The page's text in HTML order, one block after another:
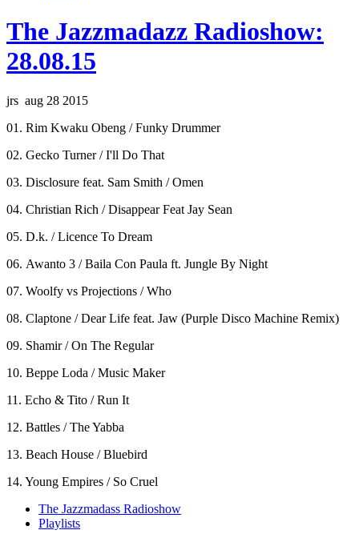
The Jazzmadazz Radioshow:
28.08.15
jrs aug 28 2015
01. Rim Kwaku Obeng / Funky Drummer
02. Gecko Turner / I'll Do That
03. Disclosure feat. Sam Smith / Omen
04. Christian Rich / Disappear Feat Jay Sean
05. D.k. / Licence To Dream
06. Awanto 3 / Baila Con Paula ft. Jungle By Night
07. Woolfy vs Projections / Who
08. Claptone / Dear Life feat. Jaw (Purple Disco Machine Remix)
09. Shamir / On The Regular
10. Beppe Loda / Music Maker
11. Echo & Tito / Run It
12. Battles / The Yabba
13. Beach House / Bluebird
14. Young Empires / So Cruel
The Jazzmadass Radioshow
Playlists